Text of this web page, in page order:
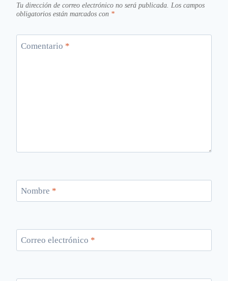
Tu dirección de correo electrónico no será publicada. Los campos
obligatorios están marcados con *
Comentario *
Nombre *
Correo electrónico *